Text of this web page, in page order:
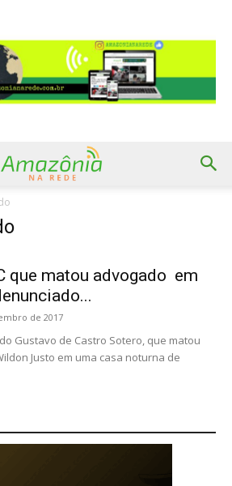
que matou advogado em
de 2017
Gustavo de Castro Sotero, que matou
Justo em uma casa noturna de